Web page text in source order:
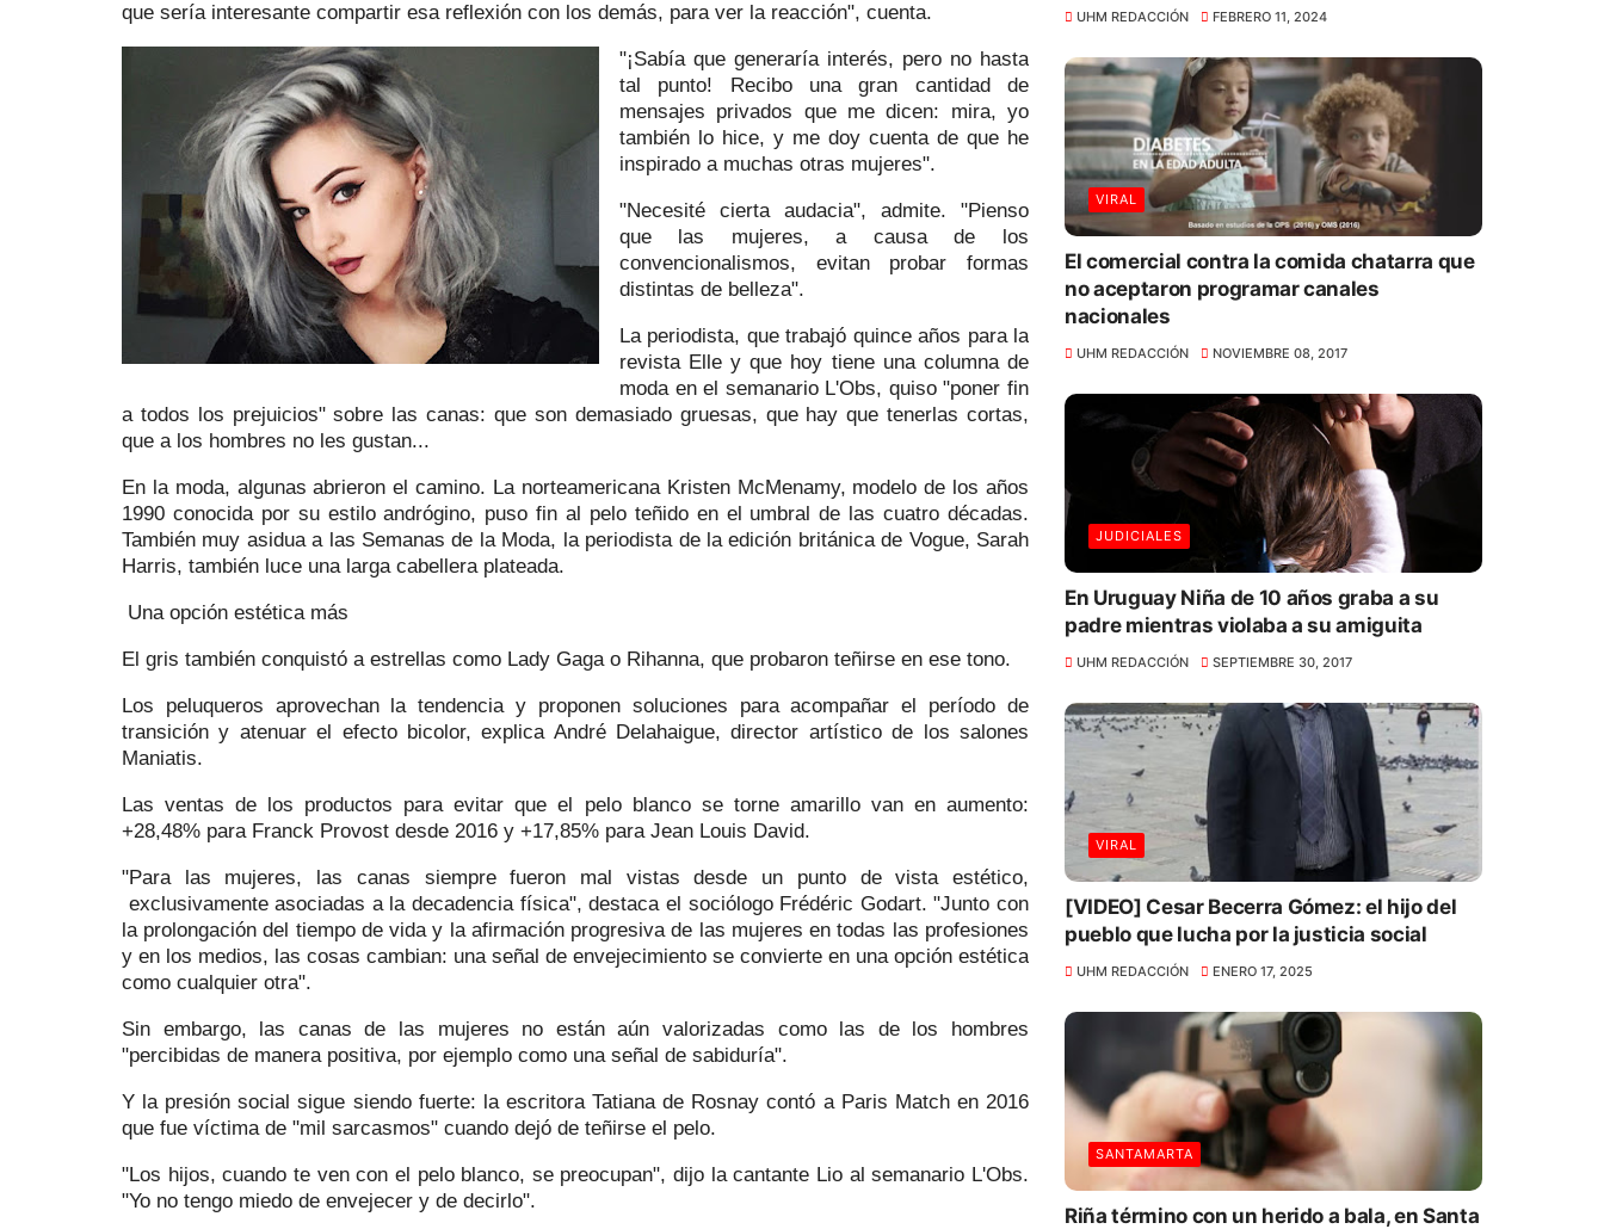
que sería interesante compartir esa reflexión con los demás, para ver la reacción", cuenta.
"¡Sabía que generaría interés, pero no hasta
tal punto! Recibo una gran cantidad de
mensajes privados que me dicen: mira, yo
también lo hice, y me doy cuenta de que he
inspirado a muchas otras mujeres".
"Necesité cierta audacia", admite. "Pienso
que las mujeres, a causa de los
convencionalismos, evitan probar formas
distintas de belleza".
La periodista, que trabajó quince años para la
revista Elle y que hoy tiene una columna de
moda en el semanario L'Obs, quiso "poner fin
a todos los prejuicios" sobre las canas: que son demasiado gruesas, que hay que tenerlas cortas,
que a los hombres no les gustan...
En la moda, algunas abrieron el camino. La norteamericana Kristen McMenamy, modelo de los años
1990 conocida por su estilo andrógino, puso fin al pelo teñido en el umbral de las cuatro décadas.
También muy asidua a las Semanas de la Moda, la periodista de la edición británica de Vogue, Sarah
Harris, también luce una larga cabellera plateada.
Una opción estética más
El gris también conquistó a estrellas como Lady Gaga o Rihanna, que probaron teñirse en ese tono.
Los peluqueros aprovechan la tendencia y proponen soluciones para acompañar el período de
transición y atenuar el efecto bicolor, explica André Delahaigue, director artístico de los salones
Maniatis.
Las ventas de los productos para evitar que el pelo blanco se torne amarillo van en aumento:
+28,48% para Franck Provost desde 2016 y +17,85% para Jean Louis David.
"Para las mujeres, las canas siempre fueron mal vistas desde un punto de vista estético,
exclusivamente asociadas a la decadencia física", destaca el sociólogo Frédéric Godart. "Junto con
la prolongación del tiempo de vida y la afirmación progresiva de las mujeres en todas las profesiones
y en los medios, las cosas cambian: una señal de envejecimiento se convierte en una opción estética
como cualquier otra".
Sin embargo, las canas de las mujeres no están aún valorizadas como las de los hombres
"percibidas de manera positiva, por ejemplo como una señal de sabiduría".
Y la presión social sigue siendo fuerte: la escritora Tatiana de Rosnay contó a Paris Match en 2016
que fue víctima de "mil sarcasmos" cuando dejó de teñirse el pelo.
"Los hijos, cuando te ven con el pelo blanco, se preocupan", dijo la cantante Lio al semanario L'Obs.
"Yo no tengo miedo de envejecer y de decirlo".
UHM REDACCIÓN FEBRERO 11, 2024
VIRAL
El comercial contra la comida chatarra que
no aceptaron programar canales
nacionales
UHM REDACCIÓN NOVIEMBRE 08, 2017
JUDICIALES
En Uruguay Niña de 10 años graba a su
padre mientras violaba a su amiguita
UHM REDACCIÓN SEPTIEMBRE 30, 2017
VIRAL
[VIDEO] Cesar Becerra Gómez: el hijo del
pueblo que lucha por la justicia social
UHM REDACCIÓN ENERO 17, 2025
SANTAMARTA
Riña término con un herido a bala, en Santa